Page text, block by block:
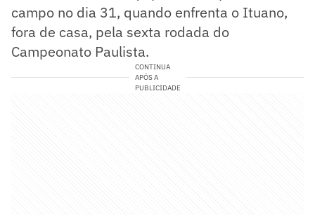
campo no dia 31, quando enfrenta o Ituano,
fora de casa, pela sexta rodada do
Campeonato Paulista.
CONTINUA
APÓS A
PUBLICIDADE